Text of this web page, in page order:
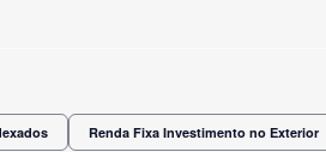
Renda Fixa Investimento no Exterior